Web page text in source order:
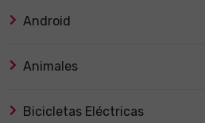
Android
Animales
Bicicletas Eléctricas